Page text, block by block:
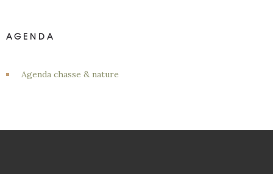
AGENDA
Agenda chasse & nature